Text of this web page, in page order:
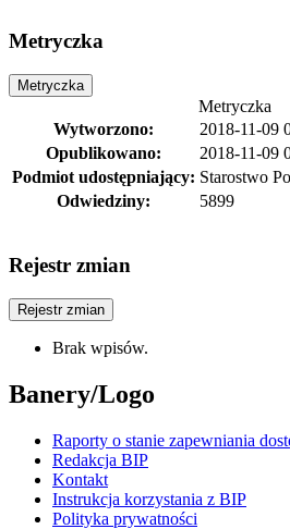
Metryczka
Metryczka
Metryczka
Wytworzono:
2018-11-09
Opublikowano:
2018-11-09
Podmiot udostępniający: Starostwo
Odwiedziny:
5899
Rejestr zmian
Rejestr zmian
Brak wpisów.
Banery/Logo
Raporty o stanie zapewniania
Redakcja BIP
Kontakt
Instrukcja korzystania z BIP
Polityka prywatności